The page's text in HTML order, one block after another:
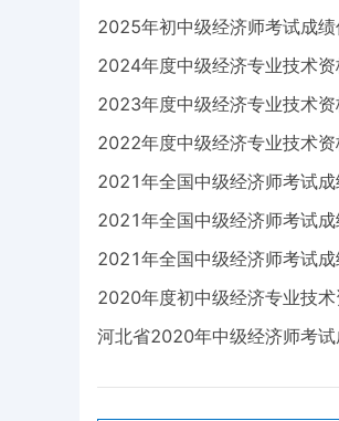
2025年初中级经济师考试成绩
2024年度中级经济专业技术
2023年度中级经济专业技术
2022年度中级经济专业技术
2021年全国中级经济师考试
2021年全国中级经济师考试
2021年全国中级经济师考试
2020年度初中级经济专业技
河北省2020年中级经济师考试